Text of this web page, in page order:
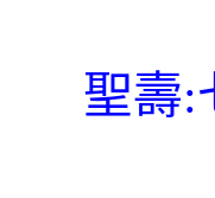
聖壽: